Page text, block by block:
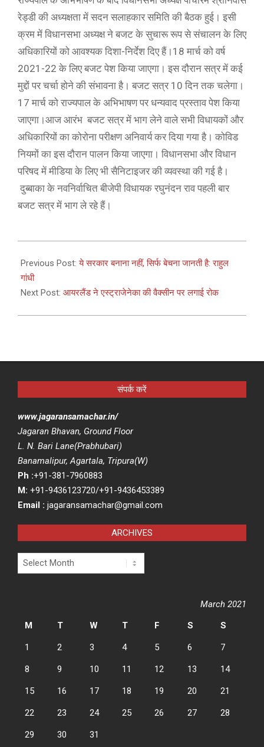
रेड्डी की अध्यक्षता में सदन सलाहकार समिति की बैठक हुई। इसी
क्रम में विधानसभा अध्यक्ष ने बजट के सुचारू रूप से संचालन के लिए
अधिकारियों को आवश्यक दिशा-निर्देश दिए हैं।18 मार्च को वर्ष
2021-22 के लिए बजट पेश किया जाएगा। इस दौरान सत्र में कई
मुद्दों पर चर्चा होने की संभावना है। बजट सत्र 10 दिन तक चलेगा।
17 मार्च को राज्यपाल के अभिभाषण पर धन्यवाद प्रस्ताव पेश किया
जाएगा।आज आरंभ बजट सत्र में भाग लेने वाले सभी विधायकों और
अधिकारियों का कोरोना परीक्षण अनिवार्य कर दिया गया है। कोविड
नियमों का इस दौरान पालन किया जाएगा। विधानसभा और विधान
परिषद में मीडिया के लिए भी सैनिटाइजर की व्यवस्था की गई है।
दुब्बाका के नवनिर्वाचित बीजेपी विधायक रघुनंदन राव पहली बार
बजट सत्र में भाग ले रहे हैं।
03-
15
Previous Post:ये सरकार बनाना नहीं, सिर्फ बेचना जानती है: राहुल
गांधी
Next Post: आयरलैंड ने एस्ट्राजेनेका की वैक्सीन पर लगाई रोक
संपर्क करें
www.jagaransamachar.in/
Jagaran Bhavan, Ground Floor
L. N. Bari Lane(Prabhubari)
Banamalipur, Agartala, Tripura(W)
Ph :+91-381-7960883
M: +91-9436123720/+91-9436453389
Email : jagaransamachar@gmail.com
ARCHIVES
Archives
March 2021
M
T W T F S S
1 2 3 4 5 6 7
8 9 10 11 12 13 14
15 16 17 18 19 20 21
22 23 24 25 26 27 28
29 30 31